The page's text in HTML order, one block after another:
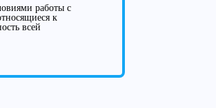
работы с
к
всей